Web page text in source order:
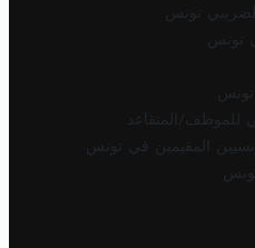
تونس
تونس
المتقاعد
المقيمين في تونس